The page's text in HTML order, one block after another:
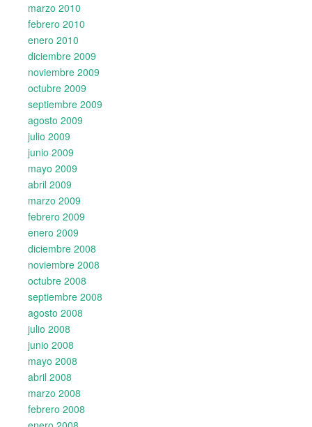
marzo 2010
febrero 2010
enero 2010
diciembre 2009
noviembre 2009
octubre 2009
septiembre 2009
agosto 2009
julio 2009
junio 2009
mayo 2009
abril 2009
marzo 2009
febrero 2009
enero 2009
diciembre 2008
noviembre 2008
octubre 2008
septiembre 2008
agosto 2008
julio 2008
junio 2008
mayo 2008
abril 2008
marzo 2008
febrero 2008